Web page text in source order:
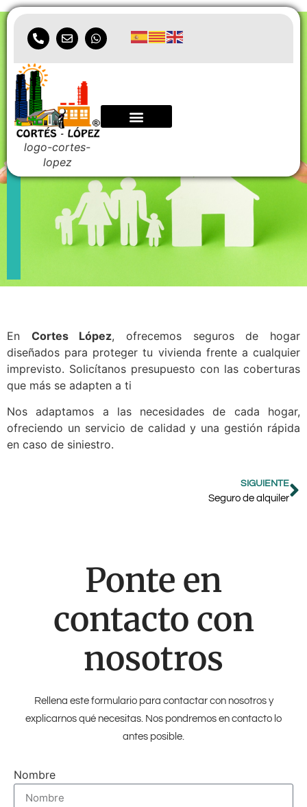
logo-cortes-
lopez
Seguro de hogar
En Cortes López, ofrecemos seguros de hogar
diseñados para proteger tu vivienda frente a cualquier
imprevisto. Solicítanos presupuesto con las coberturas
que más se adapten a ti
Nos adaptamos a las necesidades de cada hogar,
ofreciendo un servicio de calidad y una gestión rápida
en caso de siniestro.
SIGUIENTE
Seguro de alquiler
Ponte en
contacto con
nosotros
Rellena este formulario para contactar con nosotros y
explicarnos qué necesitas. Nos pondremos en contacto lo
antes posible.
Nombre